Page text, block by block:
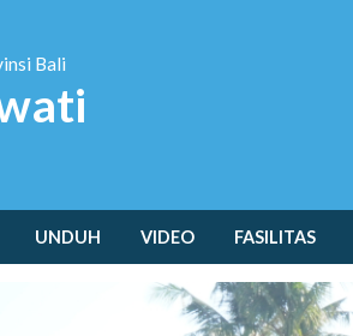
Bali
UNDUH VIDEO FASILITAS